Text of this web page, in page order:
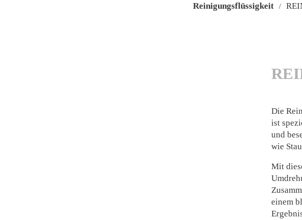
Reinigungsflüssigkeit
/
Die
ist
und
wie
Mit
einem